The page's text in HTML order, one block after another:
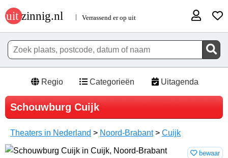
Regio Categorieën Uitagenda
Schouwburg Cuijk
Theaters in Nederland > Noord-Brabant> Cuijk
bewaar